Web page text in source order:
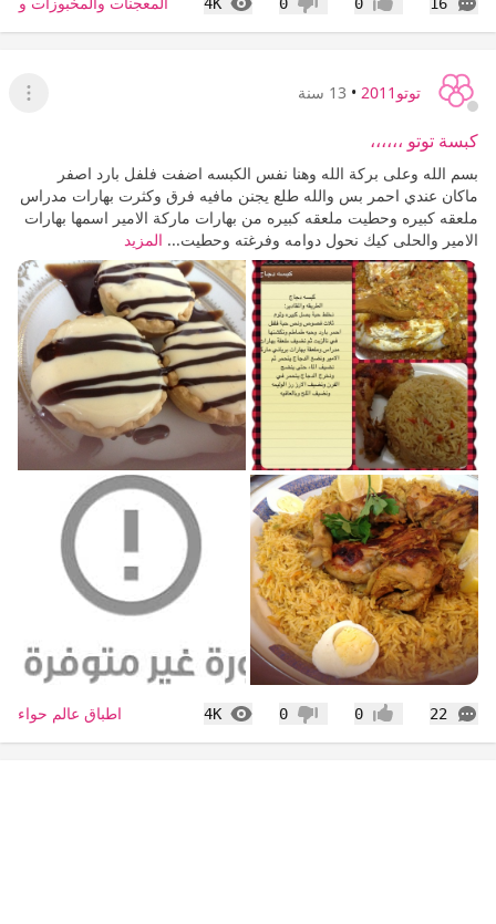
إعجاب عدم إعجاب
توتو2011 • 13 سنة
عرض
كبسة توتو ،،،،،،
بسم الله وعلى بركة الله وهنا نفس الكبسه اضفت فلفل بارد اصفر
ماكان عندي احمر بس والله طلع يجنن مافيه فرق وكثرت بهارات مدراس
ملعقه كبيره وحطيت ملعقه كبيره من بهارات ماركة الامير اسمها بهارات
الامير والحلى كيك نحول دوامه وفرغته وحطيت... المزيد
22
التعليقات إعجاب0 عدم إعجاب
0
4K
المشاهدات اطباق عالم حواء